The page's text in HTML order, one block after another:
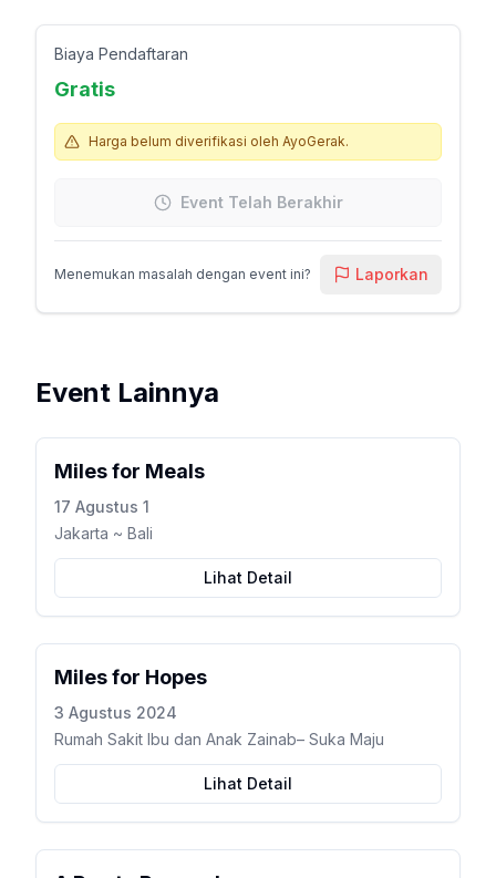
Biaya Pendaftaran
Gratis
Harga belum diverifikasi oleh AyoGerak.
Event Telah Berakhir
Menemukan masalah dengan event ini? Laporkan
Event Lainnya
Miles for Meals
17 Agustus 1
Jakarta ~ Bali
Lihat Detail
Miles for Hopes
3 Agustus 2024
Rumah Sakit Ibu dan Anak Zainab– Suka Maju
Lihat Detail